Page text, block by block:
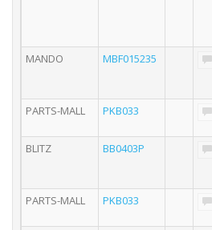
MANDO
MBF015235
PARTS-MALL
PKB033
BLITZ
BB0403P
PARTS-MALL
PKB033